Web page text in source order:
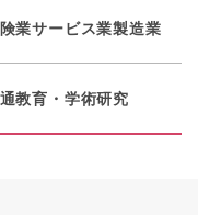
業サービス業製造業
教育・学術研究